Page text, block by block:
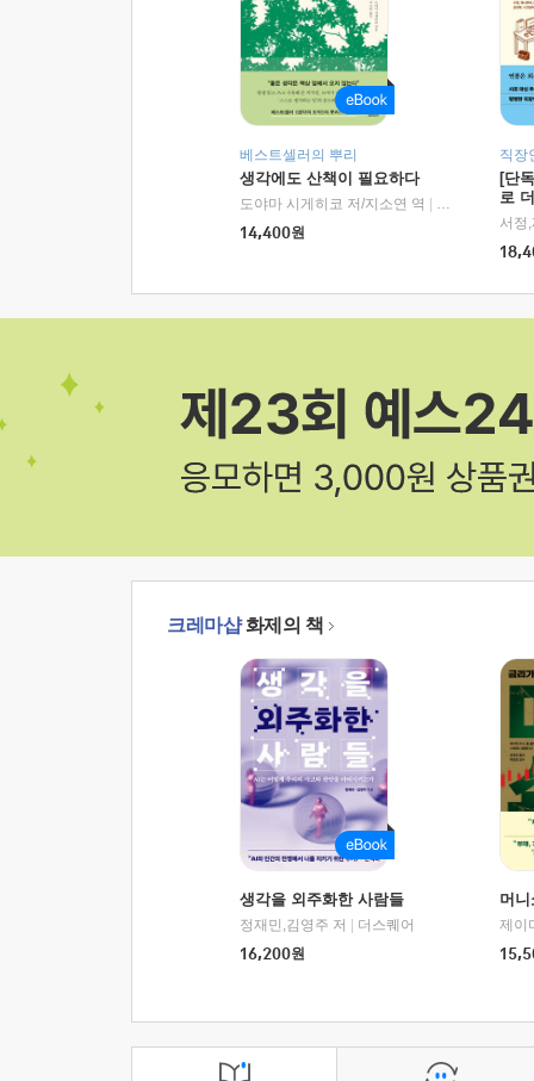
베스트셀러의 뿌리
생각에도 산책이 필요하다
도야마 시게히코 저/지소연 역
알에이치코리
14,400원
직장
[단
로
크레마샵화제의 책
생각을 외주화한 사람들
정재민,김영주 저
더스퀘어
16,200원
머